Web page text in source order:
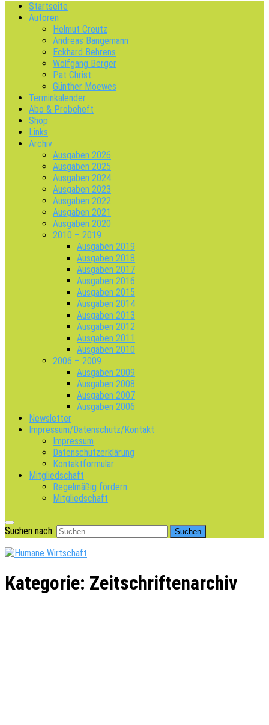
Startseite
Autoren
Helmut Creutz
Andreas Bangemann
Eckhard Behrens
Wolfgang Berger
Pat Christ
Günther Moewes
Terminkalender
Abo & Probeheft
Shop
Links
Archiv
Ausgaben 2026
Ausgaben 2025
Ausgaben 2024
Ausgaben 2023
Ausgaben 2022
Ausgaben 2021
Ausgaben 2020
2010 – 2019
Ausgaben 2019
Ausgaben 2018
Ausgaben 2017
Ausgaben 2016
Ausgaben 2015
Ausgaben 2014
Ausgaben 2013
Ausgaben 2012
Ausgaben 2011
Ausgaben 2010
2006 – 2009
Ausgaben 2009
Ausgaben 2008
Ausgaben 2007
Ausgaben 2006
Newsletter
Impressum/Datenschutz/Kontakt
Impressum
Datenschutzerklärung
Kontaktformular
Mitgliedschaft
Regelmäßig fördern
Mitgliedschaft
Suchen nach:
Kategorie: Zeitschriftenarchiv